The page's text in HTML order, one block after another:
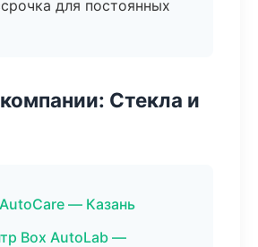
для постоянных
Стекла и
— Казань
Box AutoLab —